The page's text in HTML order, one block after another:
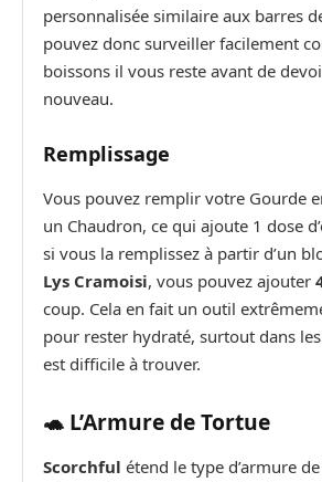
personnalisée similaire aux barres
pouvez donc surveiller facilement
boissons il vous reste avant de
nouveau.
Remplissage
Vous pouvez remplir votre Gourde
un Chaudron, ce qui ajoute 1 dose
si vous la remplissez à partir d’un
Lys Cramoisi, vous pouvez ajouter
coup. Cela en fait un outil
pour rester hydraté, surtout dans les
est difficile à trouver.
🐢 L’Armure de Tortue
Scorchful étend le type d’armure